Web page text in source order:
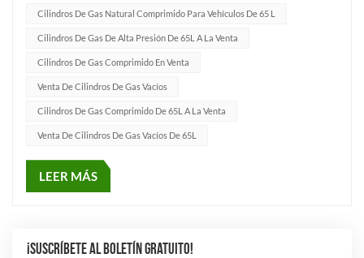
los estándare...
Cilindros De Gas Natural Comprimido Para Vehículos De 65 L
Cilindros De Gas De Alta Presión De 65L A La Venta
Cilindros De Gas Comprimido En Venta
Venta De Cilindros De Gas Vacíos
Cilindros De Gas Comprimido De 65L A La Venta
Venta De Cilindros De Gas Vacíos De 65L
LEER MÁS
¡SUSCRÍBETE AL BOLETÍN GRATUITO!